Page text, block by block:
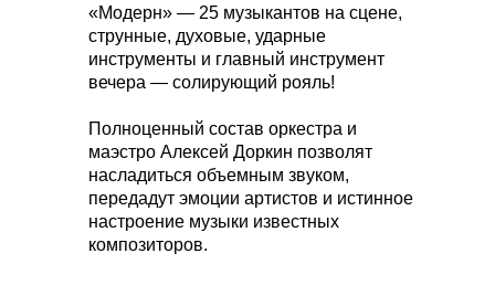
«Модерн» — 25 музыкантов на сцене,
струнные, духовые, ударные
инструменты и главный инструмент
вечера — солирующий рояль!
Полноценный состав оркестра и
маэстро Алексей Доркин позволят
насладиться объемным звуком,
передадут эмоции артистов и истинное
настроение музыки известных
композиторов.